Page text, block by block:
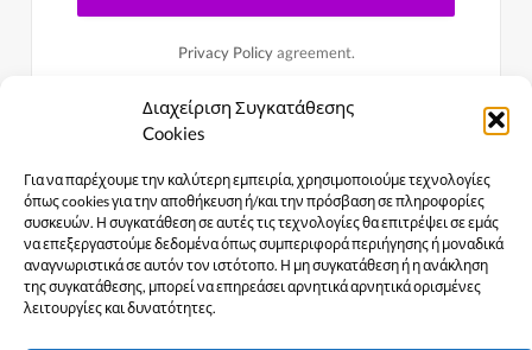
Διαχείριση Συγκατάθεσης
Cookies
Για να παρέχουμε την καλύτερη εμπειρία, χρησιμοποιούμε τεχνολογίες
όπως cookies για την αποθήκευση ή/και την πρόσβαση σε πληροφορίες
συσκευών. Η συγκατάθεση σε αυτές τις τεχνολογίες θα επιτρέψει σε εμάς
να επεξεργαστούμε δεδομένα όπως συμπεριφορά περιήγησης ή μοναδικά
αναγνωριστικά σε αυτόν τον ιστότοπο. Η μη συγκατάθεση ή η ανάκληση
της συγκατάθεσης, μπορεί να επηρεάσει αρνητικά αρνητικά ορισμένες
λειτουργίες και δυνατότητες.
Privacy Policyagreement.